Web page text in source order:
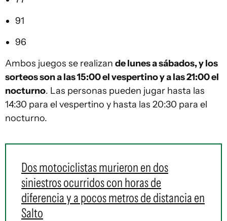
91
96
Ambos juegos se realizan de lunes a sábados, y los
sorteos son a las 15:00 el vespertino y a las 21:00 el
nocturno. Las personas pueden jugar hasta las
14:30 para el vespertino y hasta las 20:30 para el
nocturno.
Dos motociclistas murieron en dos
siniestros ocurridos con horas de
diferencia y a pocos metros de distancia en
Salto